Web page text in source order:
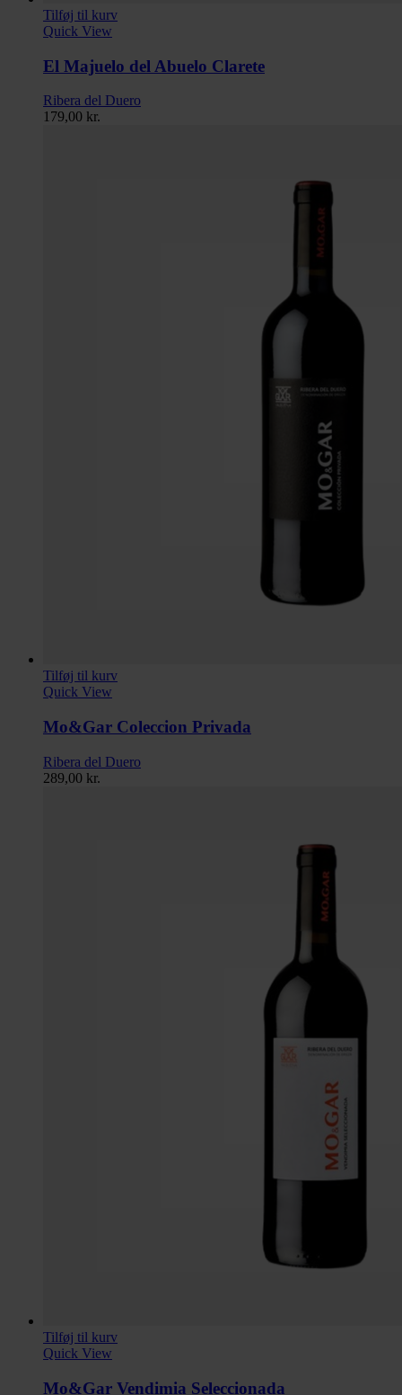
Tilføj til kurv
Quick View
El Majuelo del Abuelo Clarete
Ribera del Duero
179,00 kr.
Tilføj til kurv
Quick View
Mo&Gar Coleccion Privada
Ribera del Duero
289,00 kr.
Tilføj til kurv
Quick View
Mo&Gar Vendimia Seleccionada